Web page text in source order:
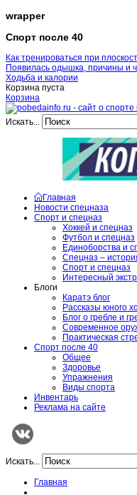
wrapper
Спорт после 40
Как тренироваться при
Появилась одышка, причины и
Ходьба и калории
Корзина пуста
Корзина
Искать...
Главная
Новости спецназа
Спорт и спецназ
Хоккей и спецназ
Футбол и спецназ
Единоборства и
Спецназ –
Спорт и спецназ
Интересный
Блоги
Каратэ блог
Рассказы юного
Блог о гребле и
Современное
Практическая
Спорт после 40
Общее
Здоровье
Упражнения
Виды спорта
Инвентарь
Реклама на сайте
Искать...
Главная